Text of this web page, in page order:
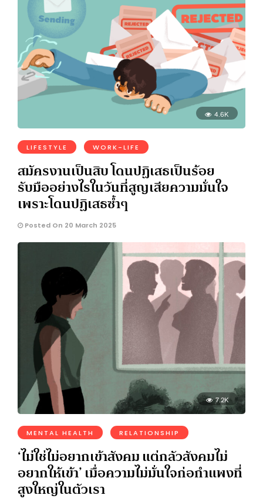
4.6K
LIFESTYLE WORK-LIFE
สมัครงานเป็นสิบ โดนปฏิเสธเป็นร้อย
รับมืออย่างไรในวันที่สูญเสียความมั่นใจ
เพราะโดนปฏิเสธซ้ำๆ
Posted On 20 March 2025
7.2K
MENTAL HEALTH RELATIONSHIP
‘ไม่ใช่ไม่อยากเข้าสังคม แต่กลัวสังคมไม่
อยากให้เข้า’ เมื่อความไม่มั่นใจก่อกำแพงที่
สูงใหญ่ในตัวเรา